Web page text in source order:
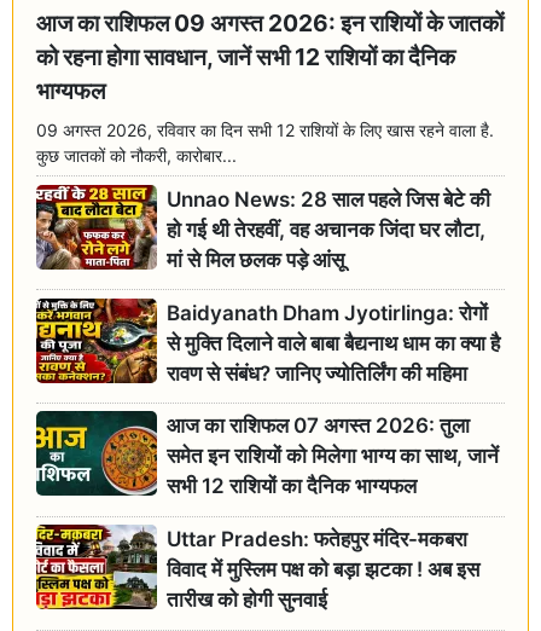
आज का राशिफल 09 अगस्त 2026: इन राशियों के जातकों
को रहना होगा सावधान, जानें सभी 12 राशियों का दैनिक
भाग्यफल
09 अगस्त 2026, रविवार का दिन सभी 12 राशियों के लिए खास रहने वाला है.
कुछ जातकों को नौकरी, कारोबार...
Unnao News: 28 साल पहले जिस बेटे की
हो गई थी तेरहवीं, वह अचानक जिंदा घर लौटा,
मां से मिल छलक पड़े आंसू
Baidyanath Dham Jyotirlinga: रोगों
से मुक्ति दिलाने वाले बाबा बैद्यनाथ धाम का क्या है
रावण से संबंध? जानिए ज्योतिर्लिंग की महिमा
आज का राशिफल 07 अगस्त 2026: तुला
समेत इन राशियों को मिलेगा भाग्य का साथ, जानें
सभी 12 राशियों का दैनिक भाग्यफल
Uttar Pradesh: फतेहपुर मंदिर-मकबरा
विवाद में मुस्लिम पक्ष को बड़ा झटका ! अब इस
तारीख को होगी सुनवाई